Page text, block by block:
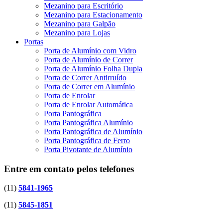
Mezanino para Escritório
Mezanino para Estacionamento
Mezanino para Galpão
Mezanino para Lojas
Portas
Porta de Alumínio com Vidro
Porta de Alumínio de Correr
Porta de Alumínio Folha Dupla
Porta de Correr Antirruído
Porta de Correr em Alumínio
Porta de Enrolar
Porta de Enrolar Automática
Porta Pantográfica
Porta Pantográfica Alumínio
Porta Pantográfica de Alumínio
Porta Pantográfica de Ferro
Porta Pivotante de Alumínio
Entre em contato pelos telefones
(11) 5841-1965
(11) 5845-1851